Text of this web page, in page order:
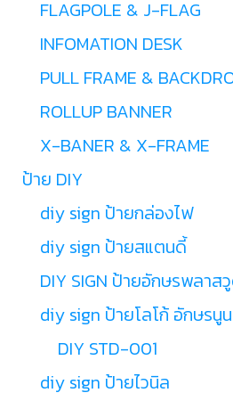
FLAGPOLE & J-FLAG
INFOMATION DESK
PULL FRAME &
ROLLUP BANNER
X-BANER & X-FRAME
ป้าย DIY
diy sign ป้ายกล่องไฟ
diy sign ป้ายสแตนดี้
DIY SIGN ป้ายอักษรพลาส
diy sign ป้ายโลโก้ อักษรนูน
DIY STD-001
diy sign ป้ายไวนิล